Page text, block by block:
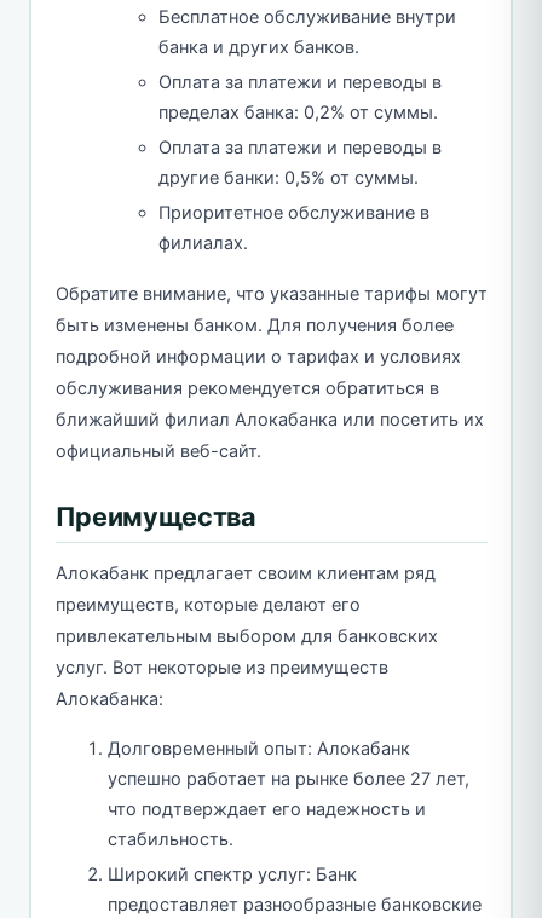
Бесплатное обслуживание внутри
банка и других банков.
Оплата за платежи и переводы в
пределах банка: 0,2% от суммы.
Оплата за платежи и переводы в
другие банки: 0,5% от суммы.
Приоритетное обслуживание в
филиалах.
Обратите внимание, что указанные тарифы могут
быть изменены банком. Для получения более
подробной информации о тарифах и условиях
обслуживания рекомендуется обратиться в
ближайший филиал Алокабанка или посетить их
официальный веб-сайт.
Преимущества
Алокабанк предлагает своим клиентам ряд
преимуществ, которые делают его
привлекательным выбором для банковских
услуг. Вот некоторые из преимуществ
Алокабанка:
Долговременный опыт: Алокабанк
успешно работает на рынке более 27 лет,
что подтверждает его надежность и
стабильность.
Широкий спектр услуг: Банк
предоставляет разнообразные банковские